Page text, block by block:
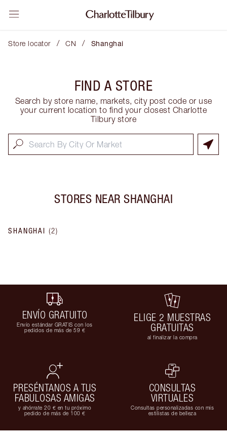
Store locator / CN / Shanghai
FIND A STORE
Search by store name, markets, city post code or use
your current location to find your closest Charlotte
Tilbury store
STORES NEAR SHANGHAI
SHANGHAI (2)
ENVÍO GRATUITO
Envío estándar GRATIS con los
pedidos de más de 59 €
ELIGE 2 MUESTRAS
GRATUITAS
al finalizar la compra
PRESÉNTANOS A TUS
FABULOSAS AMIGAS
y ahórrate 20 € en tu próximo
pedido de más de 100 €
CONSULTAS
VIRTUALES
Consultas personalizadas con mis
estilistas de belleza